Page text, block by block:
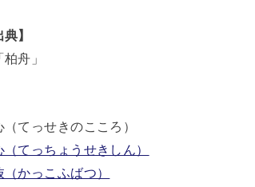
】
柏舟」
（てっせきのこころ）
てっちょうせきしん）
かっこふばつ）